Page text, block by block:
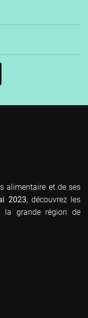
alimentaire et de ses
2023, découvrez les
la grande région de